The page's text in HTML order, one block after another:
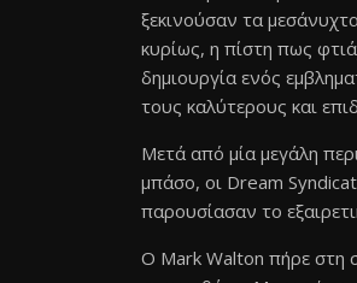
ξεκινούσαν τα
κυρίως, η πίστη πως
δημιουργία ενός
τους καλύτερους και
Μετά από μία μεγάλη
μπάσο, οι Dream
παρουσίασαν το
Ο Mark Walton πήρε στη